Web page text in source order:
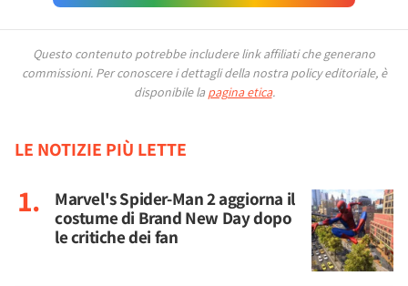
Questo contenuto potrebbe includere link affiliati che generano
commissioni. Per conoscere i dettagli della nostra policy editoriale, è
disponibile la pagina etica.
LE NOTIZIE PIÙ LETTE
Marvel's Spider-Man 2 aggiorna il
costume di Brand New Day dopo
le critiche dei fan